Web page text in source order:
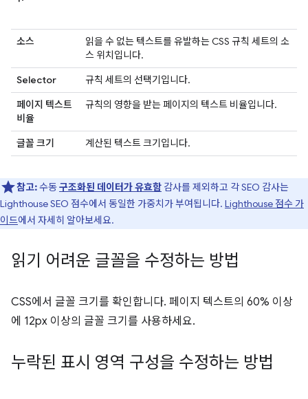
소스
읽을 수 없는 텍스트를 유발하는 CSS 규칙 세트의 소
스 위치입니다.
Selector
규칙 세트의 선택기입니다.
페이지 텍스트
비율
규칙의 영향을 받는 페이지의 텍스트 비율입니다.
글꼴 크기 계산된 텍스트 크기입니다.
참고:수동 구조화된 데이터가 유효함 감사를 제외하고 각 SEO 감사는
Lighthouse SEO 점수에서 동일한 가중치가 부여됩니다. Lighthouse 점수 가
이드에서 자세히 알아보세요.
읽기 어려운 글꼴을 수정하는 방법
CSS에서 글꼴 크기를 확인합니다. 페이지 텍스트의 60% 이상
에 12px 이상의 글꼴 크기를 사용하세요.
누락된 표시 영역 구성을 수정하는 방법